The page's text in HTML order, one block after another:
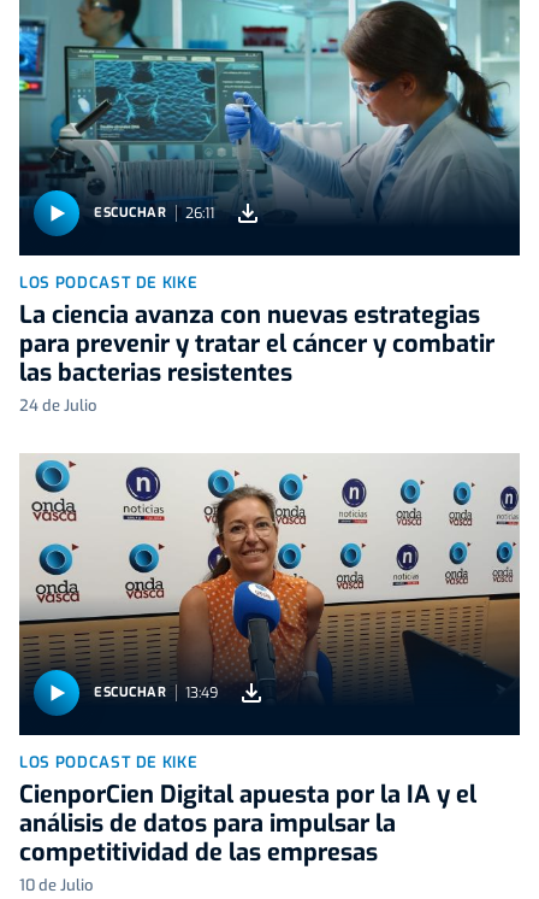
ESCUCHAR 26:11
LOS PODCAST DE KIKE
La ciencia avanza con nuevas estrategias
para prevenir y tratar el cáncer y combatir
las bacterias resistentes
24 de Julio
ESCUCHAR 13:49
LOS PODCAST DE KIKE
CienporCien Digital apuesta por la IA y el
análisis de datos para impulsar la
competitividad de las empresas
10 de Julio